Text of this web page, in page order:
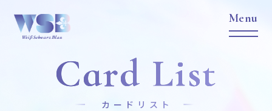
Card List
カードリスト